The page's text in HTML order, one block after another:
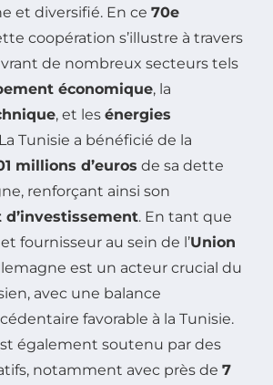
et diversifié. En ce 70e
coopération s’illustre à travers
de nombreux secteurs tels
économique, la
, et les énergies
Tunisie a bénéficié de la
millions d’euros de sa dette
renforçant ainsi son
. En tant que
fournisseur au sein de l’Union
est un acteur crucial du
avec une balance
favorable à la Tunisie.
également soutenu par des
notamment avec près de 7